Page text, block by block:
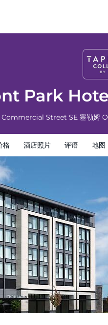
Park
Commercial Street SE 塞勒姆
格 酒店照片 评语 地图